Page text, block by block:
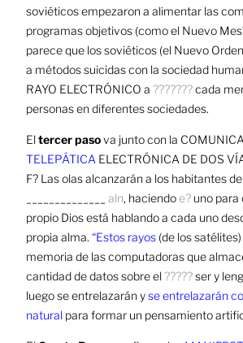
soviéticos empezaron a alimentar las
programas objetivos (comoel Nuevo
parece que los soviéticos (el Nuevo
a métodos suicidas con la sociedad
RAYO ELECTRÓNICO a ???????cada
personas en diferentessociedades.
Eltercer pasova junto con la
TELEPÁTICAELECTRÓNICA DE DOS
F? Las olas alcanzarán a los habitantes
aln, haciendoe?uno para
propio Dios está hablando a cada uno
propia alma. “Estos rayos(de los
memoria de las computadoras que
cantidad de datos sobre el?????ser y
luego se entrelazarán yse entrelazarán
naturalpara formar un pensamiento